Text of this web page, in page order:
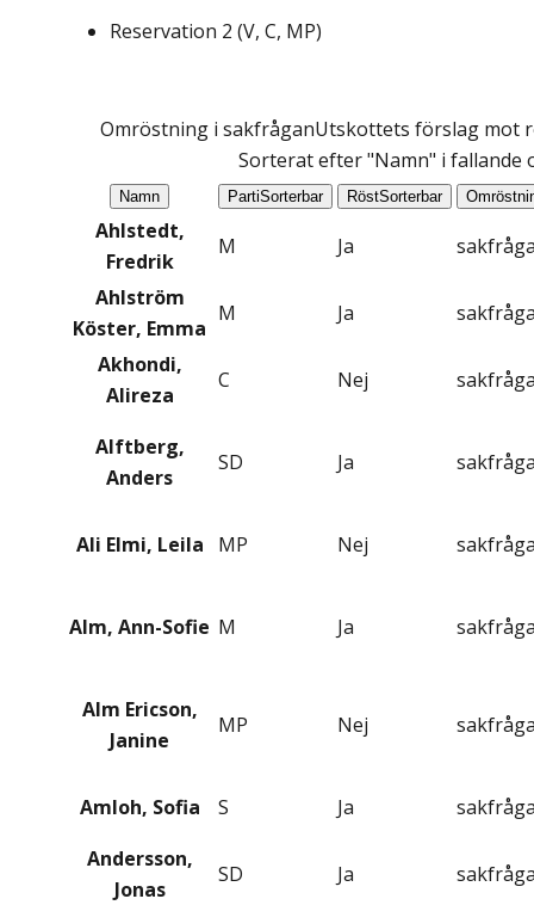
Reservation 2 (V, C, MP)
Omröstning i sakfråganUtskottets förslag mot
Sorterat efter "Namn" i fallande
Namn PartiSorterbar RöstSorterbar
Ahlstedt,
Fredrik
M Ja
Ahlström
Köster, Emma
M Ja
Akhondi,
Alireza
C Nej
Alftberg,
Anders
SD Ja
Ali Elmi, Leila MP Nej
Alm, Ann-Sofie M Ja
Alm Ericson,
Janine
MP Nej
Amloh, Sofia S Ja
Andersson,
Jonas
SD Ja